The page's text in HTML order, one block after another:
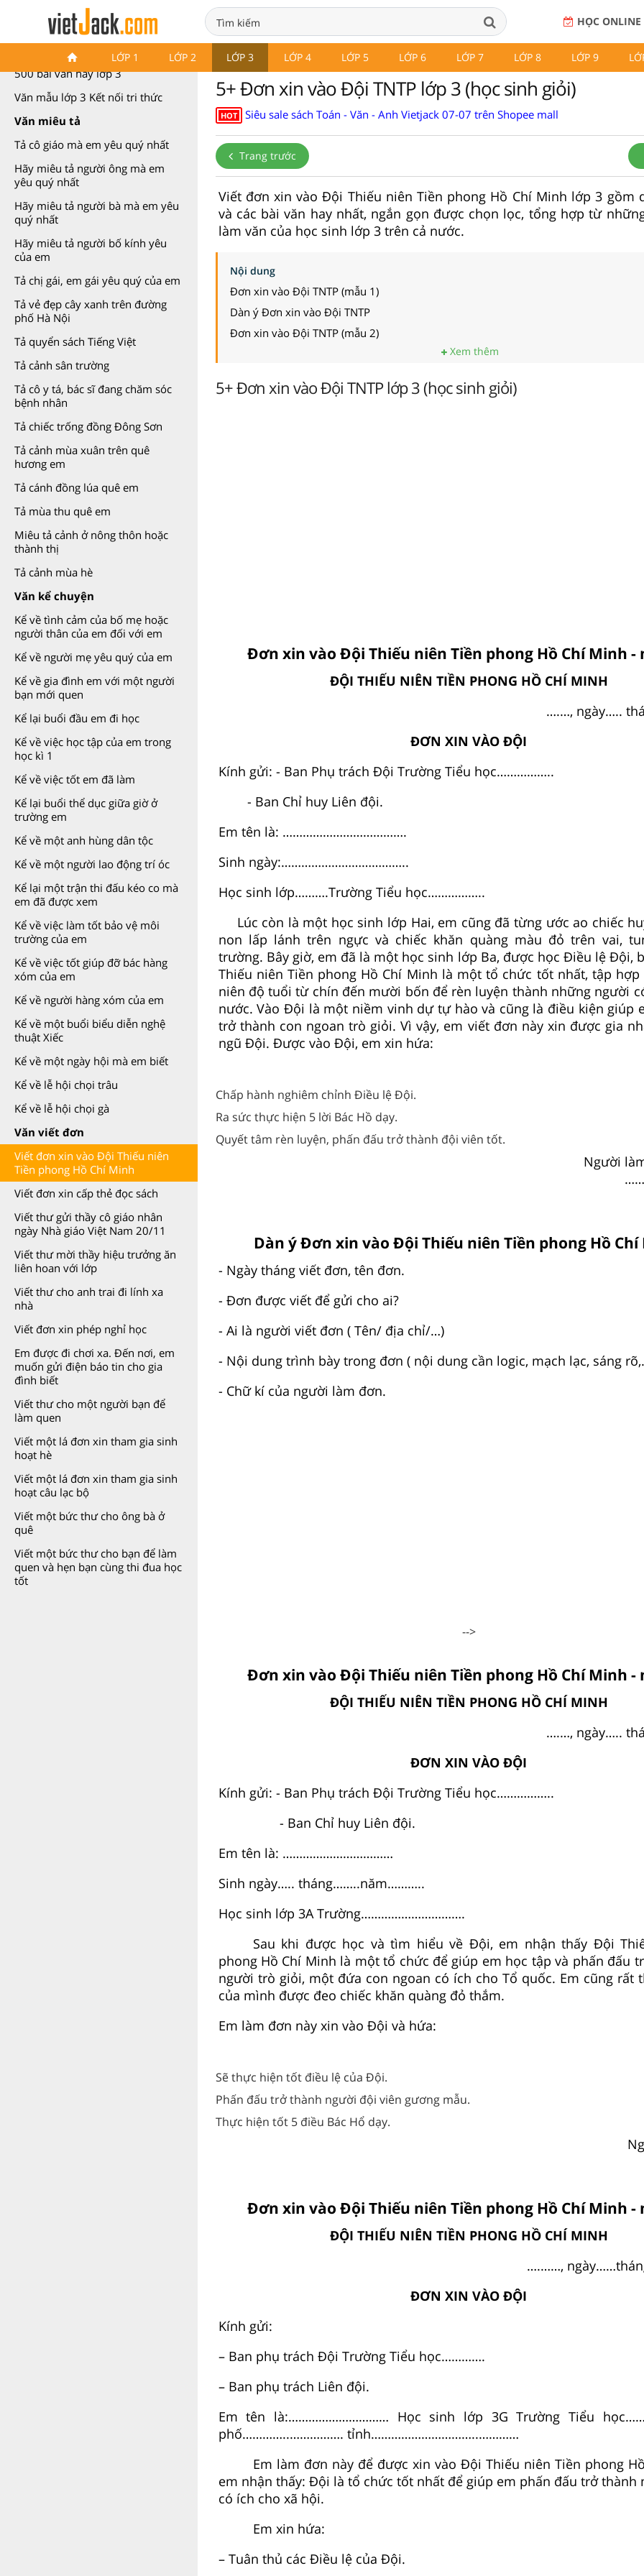
HỌC ONLINE
LỚP 1 LỚP 2 LỚP 3 LỚP 4 LỚP 5 LỚP 6 LỚP 7 LỚP 8 LỚP 9
500 bài văn hay lớp 3
500 bài văn hay lớp 3
Văn mẫu lớp 3 Kết nối tri thức
Văn miêu tả
Tả cô giáo mà em yêu quý nhất
Hãy miêu tả người ông mà em
yêu quý nhất
Hãy miêu tả người bà mà em yêu
quý nhất
Hãy miêu tả người bố kính yêu
của em
Tả chị gái, em gái yêu quý của em
Tả vẻ đẹp cây xanh trên đường
phố Hà Nội
Tả quyển sách Tiếng Việt
Tả cảnh sân trường
Tả cô y tá, bác sĩ đang chăm sóc
bệnh nhân
Tả chiếc trống đồng Đông Sơn
Tả cảnh mùa xuân trên quê
hương em
Tả cánh đồng lúa quê em
Tả mùa thu quê em
Miêu tả cảnh ở nông thôn hoặc
thành thị
Tả cảnh mùa hè
Văn kể chuyện
Kể về tình cảm của bố mẹ hoặc
người thân của em đối với em
Kể về người mẹ yêu quý của em
Kể về gia đình em với một người
bạn mới quen
Kể lại buổi đầu em đi học
Kể về việc học tập của em trong
học kì 1
Kể về việc tốt em đã làm
Kể lại buổi thể dục giữa giờ ở
trường em
Kể về một anh hùng dân tộc
Kể về một người lao động trí óc
Kể lại một trận thi đấu kéo co mà
em đã được xem
Kể về việc làm tốt bảo vệ môi
trường của em
Kể về việc tốt giúp đỡ bác hàng
xóm của em
Kể về người hàng xóm của em
Kể về một buổi biểu diễn nghệ
thuật Xiếc
Kể về một ngày hội mà em biết
Kể về lễ hội chọi trâu
Kể về lễ hội chọi gà
Văn viết đơn
Viết đơn xin vào Đội Thiếu niên
Tiền phong Hồ Chí Minh
Viết đơn xin cấp thẻ đọc sách
Viết thư gửi thầy cô giáo nhân
ngày Nhà giáo Việt Nam 20/11
Viết thư mời thầy hiệu trưởng ăn
liên hoan với lớp
Viết thư cho anh trai đi lính xa
nhà
Viết đơn xin phép nghỉ học
Em được đi chơi xa. Đến nơi, em
muốn gửi điện báo tin cho gia
đình biết
Viết thư cho một người bạn để
làm quen
Viết một lá đơn xin tham gia sinh
hoạt hè
Viết một lá đơn xin tham gia sinh
hoạt câu lạc bộ
Viết một bức thư cho ông bà ở
quê
Viết một bức thư cho bạn để làm
quen và hẹn bạn cùng thi đua học
tốt
5+ Đơn xin vào Đội TNTP lớp 3 (học sinh giỏi)
HOT Siêu sale sách Toán - Văn - Anh Vietjack 07-07 trên Shopee mall
Trang trước
Viết đơn xin vào Đội Thiếu niên Tiền phong Hồ Chí Minh lớp 3 gồm
và các bài văn hay nhất, ngắn gọn được chọn lọc, tổng hợp từ
làm văn của học sinh lớp 3 trên cả nước.
Nội dung
Đơn xin vào Đội TNTP (mẫu 1)
Dàn ý Đơn xin vào Đội TNTP
Đơn xin vào Đội TNTP (mẫu 2)
Xem thêm
5+ Đơn xin vào Đội TNTP lớp 3 (học sinh giỏi)
Đơn xin vào Đội Thiếu niên Tiền phong Hồ Chí Minh -
ĐỘI THIẾU NIÊN TIỀN PHONG HỒ CHÍ MINH
….…, ngày…..
ĐƠN XIN VÀO ĐỘI
Kính gửi: - Ban Phụ trách Đội Trường Tiểu học……………..
- Ban Chỉ huy Liên đội.
Em tên là: ……………………………….
Sinh ngày:………………………………..
Học sinh lớp……….Trường Tiểu học……………..
Lúc còn là một học sinh lớp Hai, em cũng đã từng ước ao chiếc
non lấp lánh trên ngực và chiếc khăn quàng màu đỏ trên vai,
trường. Bây giờ, em đã là một học sinh lớp Ba, được học Điều lệ Đội,
Thiếu niên Tiền phong Hồ Chí Minh là một tổ chức tốt nhất, tập
niên độ tuổi từ chín đến mười bốn để rèn luyện thành những người
nước. Vào Đội là một niềm vinh dự tự hào và cũng là điều kiện giúp
trở thành con ngoan trò giỏi. Vì vậy, em viết đơn này xin được gia
ngũ Đội. Được vào Đội, em xin hứa:
Chấp hành nghiêm chỉnh Điều lệ Đội.
Ra sức thực hiện 5 lời Bác Hồ dạy.
Quyết tâm rèn luyện, phấn đấu trở thành đội viên tốt.
Người
Dàn ý Đơn xin vào Đội Thiếu niên Tiền phong Hồ
- Ngày tháng viết đơn, tên đơn.
- Đơn được viết để gửi cho ai?
- Ai là người viết đơn ( Tên/ địa chỉ/…)
- Nội dung trình bày trong đơn ( nội dung cần logic, mạch lạc, sáng
- Chữ kí của người làm đơn.
-->
Đơn xin vào Đội Thiếu niên Tiền phong Hồ Chí Minh -
ĐỘI THIẾU NIÊN TIỀN PHONG HỒ CHÍ MINH
….…, ngày…..
ĐƠN XIN VÀO ĐỘI
Kính gửi: - Ban Phụ trách Đội Trường Tiểu học……………..
- Ban Chỉ huy Liên đội.
Em tên là: ……………………………
Sinh ngày….. tháng……..năm………..
Học sinh lớp 3A Trường………………………….
Sau khi được học và tìm hiểu về Đội, em nhận thấy Đội
phong Hồ Chí Minh là một tổ chức để giúp em học tập và phấn đấu
người trò giỏi, một đứa con ngoan có ích cho Tổ quốc. Em cũng rất
của mình được đeo chiếc khăn quàng đỏ thắm.
Em làm đơn này xin vào Đội và hứa:
Sẽ thực hiện tốt điều lệ của Đội.
Phấn đấu trở thành người đội viên gương mẫu.
Thực hiện tốt 5 điều Bác Hổ dạy.
Đơn xin vào Đội Thiếu niên Tiền phong Hồ Chí Minh -
ĐỘI THIẾU NIÊN TIỀN PHONG HỒ CHÍ MINH
….……,
ĐƠN XIN VÀO ĐỘI
Kính gửi:
– Ban phụ trách Đội Trường Tiểu học………….
– Ban phụ trách Liên đội.
Em tên là:………………………… Học sinh lớp 3G Trường Tiểu
phố…………..……………. tỉnh…………………………..…………
Em làm đơn này để được xin vào Đội Thiếu niên Tiền phong
em nhận thấy: Đội là tổ chức tốt nhất để giúp em phấn đấu trở thành
có ích cho xã hội.
Em xin hứa:
– Tuân thủ các Điều lệ của Đội.